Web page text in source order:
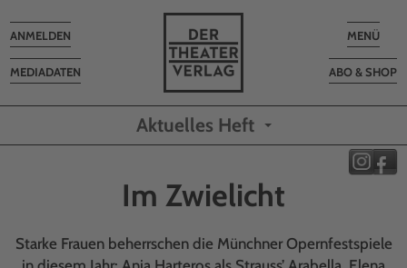
Toggle
MENÜ
ABO & SHOP
MEDIADATEN
Toggle
navigation
ANMELDEN
Aktuelles Heft
Im Zwielicht
Starke Frauen beherrschen die Münchner Opernfestspiele